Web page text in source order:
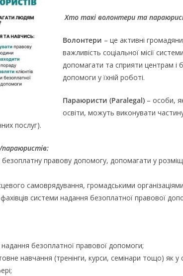
Хто такі волонтери та
Волонтери – це активні
важливість соціальної місії
допомагати та сприяти центрам і
допомоги у їхній роботі.
Параюристи (Paralegal) – особи,
освіти, можуть виконувати
послуг).
параюристів:
правову допомогу, допомагати у
самоврядування, громадськими
фахівців системи надання безоплатної правової
надання безоплатної правової допомоги;
навчання (тренінги, курси, семінари тощо) як у